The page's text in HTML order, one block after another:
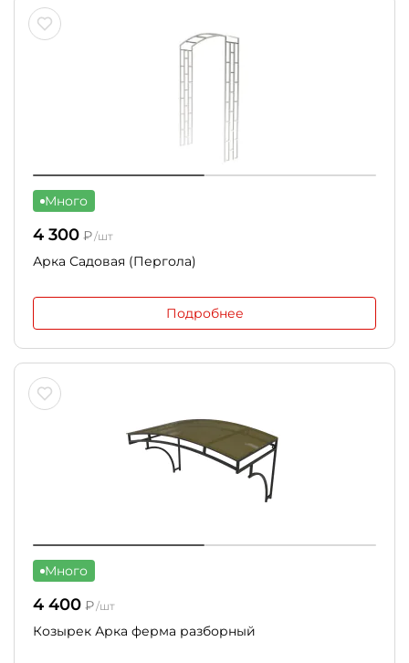
Много
4 300 ₽/шт
Арка Садовая (Пергола)
Подробнее
Много
4 400 ₽/шт
Козырек Арка ферма разборный